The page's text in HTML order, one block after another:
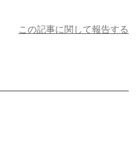
この記事に関して報告する